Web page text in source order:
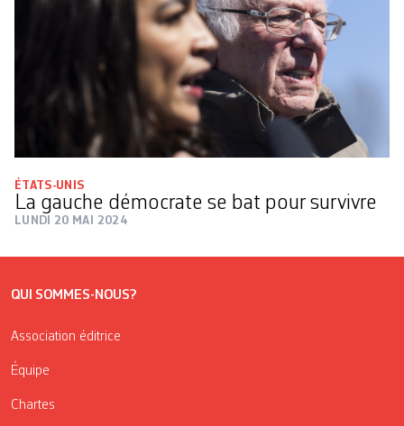
ÉTATS-UNIS
La gauche démocrate se bat pour survivre
LUNDI 20 MAI 2024
QUI SOMMES-NOUS?
Association éditrice
Équipe
Chartes